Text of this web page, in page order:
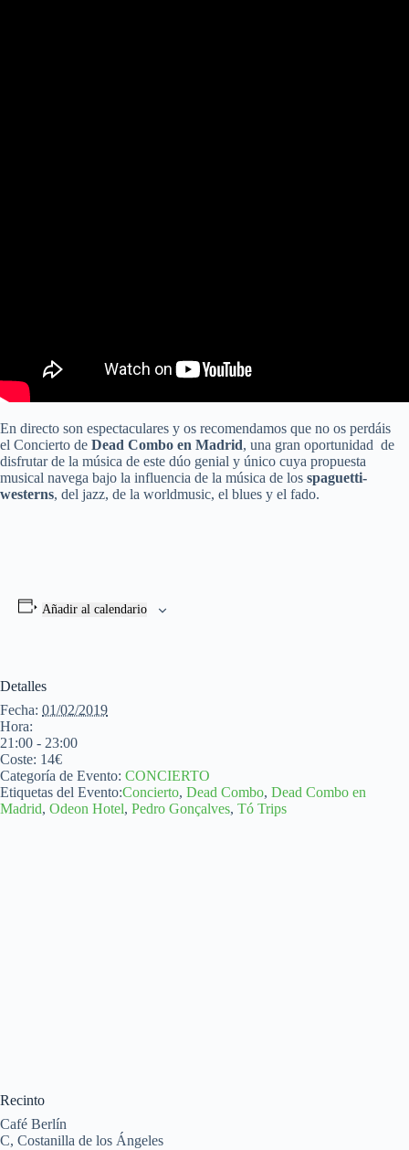
En directo son espectaculares y os recomendamos que no os perdáis
el Concierto de Dead Combo en Madrid, una gran oportunidad de
disfrutar de la música de este dúo genial y único cuya propuesta
musical navega bajo la influencia de la música de los spaguetti-
westerns, del jazz, de la worldmusic, el blues y el fado.
Añadir al calendario
Detalles
Fecha: 01/02/2019
Hora:
21:00 - 23:00
Coste: 14€
Categoría de Evento: CONCIERTO
Etiquetas del Evento:Concierto, Dead Combo, Dead Combo en
Madrid, Odeon Hotel, Pedro Gonçalves, Tó Trips
Recinto
Café Berlín
C, Costanilla de los Ángeles